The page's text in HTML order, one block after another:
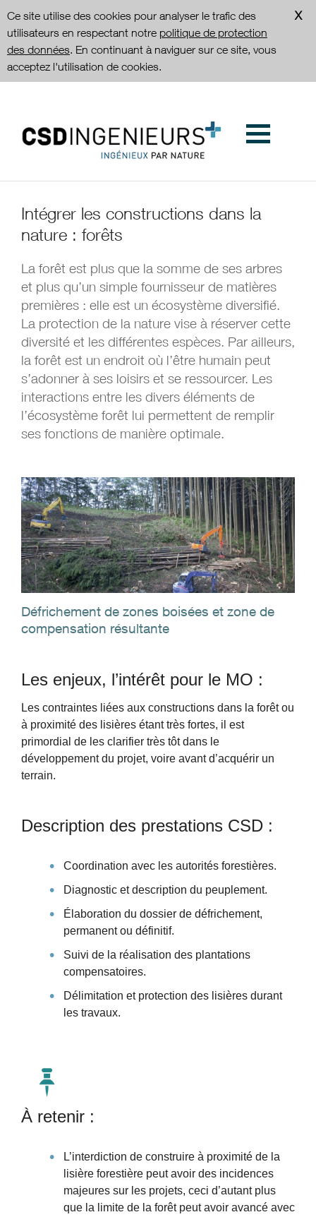
Ce site utilise des cookies pour analyser le trafic des
utilisateurs en respectant notre politique de protection
des données. En continuant à naviguer sur ce site, vous
acceptez l'utilisation de cookies.
Intégrer les constructions dans la
nature : forêts
La forêt est plus que la somme de ses arbres
et plus qu’un simple fournisseur de matières
premières : elle est un écosystème diversifié.
La protection de la nature vise à réserver cette
diversité et les différentes espèces. Par ailleurs,
la forêt est un endroit où l’être humain peut
s’adonner à ses loisirs et se ressourcer. Les
interactions entre les divers éléments de
l’écosystème forêt lui permettent de remplir
ses fonctions de manière optimale.
Défrichement de zones boisées et zone de
compensation résultante
Les enjeux, l’intérêt pour le MO :
Les contraintes liées aux constructions dans la forêt ou
à proximité des lisières étant très fortes, il est
primordial de les clarifier très tôt dans le
développement du projet, voire avant d’acquérir un
terrain.
Description des prestations CSD :
Coordination avec les autorités forestières.
Diagnostic et description du peuplement.
Élaboration du dossier de défrichement,
permanent ou définitif.
Suivi de la réalisation des plantations
compensatoires.
Délimitation et protection des lisières durant
les travaux.
À retenir :
L’interdiction de construire à proximité de la
lisière forestière peut avoir des incidences
majeures sur les projets, ceci d’autant plus
que la limite de la forêt peut avoir avancé avec